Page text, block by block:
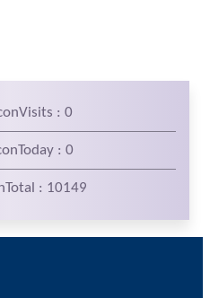
Visits : 0
Today : 0
Total : 10149